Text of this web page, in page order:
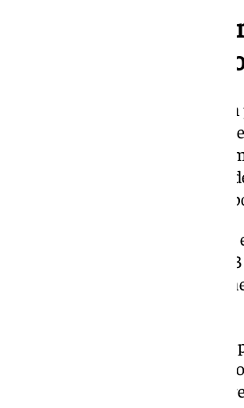
“Estamos haciendo
falta de gol o el
La falta de gol en el equipo es
durante toda la temporada. El
los metros finales, no acaba
rindiendo excesivamente bien,
ahora mismo no está pasando
En cuanto a la faceta
últimos partidos. Son en total
últimos 5 partidos, lo que
Otro de los temas por el que
portería. Pellegrini no ha
mañana. El portero de la